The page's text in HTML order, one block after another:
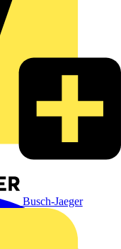
Busch-Jaeger